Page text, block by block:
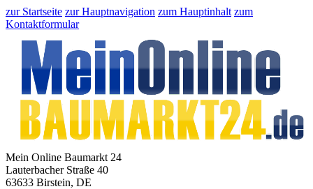
zur Startseite zur Hauptnavigation zum Hauptinhalt zum
Kontaktformular
Mein Online Baumarkt 24
Lauterbacher Straße 40
63633 Birstein, DE